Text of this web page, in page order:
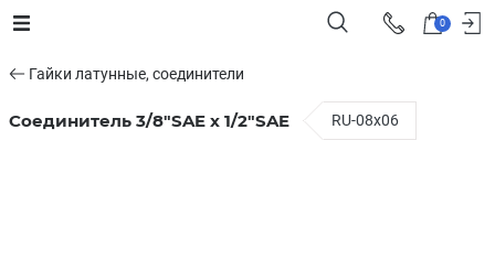
0
Гайки латунные, соединители
Соединитель 3/8"SAE x 1/2"SAE RU-08x06